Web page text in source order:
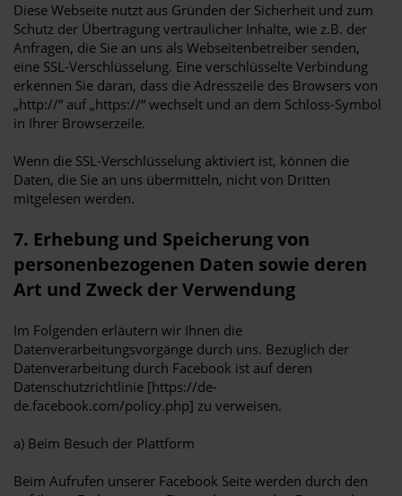
Diese Webseite nutzt aus Gründen der Sicherheit und zum
Schutz der Übertragung vertraulicher Inhalte, wie z.B. der
Anfragen, die Sie an uns als Webseitenbetreiber senden,
eine SSL-Verschlüsselung. Eine verschlüsselte Verbindung
erkennen Sie daran, dass die Adresszeile des Browsers von
„http://“ auf „https://“ wechselt und an dem Schloss-Symbol
in Ihrer Browserzeile.
Wenn die SSL-Verschlüsselung aktiviert ist, können die
Daten, die Sie an uns übermitteln, nicht von Dritten
mitgelesen werden.
7. Erhebung und Speicherung von
personenbezogenen Daten sowie deren
Art und Zweck der Verwendung
Im Folgenden erläutern wir Ihnen die
Datenverarbeitungsvorgänge durch uns. Bezüglich der
Datenverarbeitung durch Facebook ist auf deren
Datenschutzrichtlinie [https://de-
de.facebook.com/policy.php] zu verweisen.
a) Beim Besuch der Plattform
Beim Aufrufen unserer Facebook Seite werden durch den